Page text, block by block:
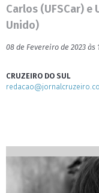
Carlos (UFSCar)
Unido)
08 de Fevereiro de 2023 às
CRUZEIRO DO SUL